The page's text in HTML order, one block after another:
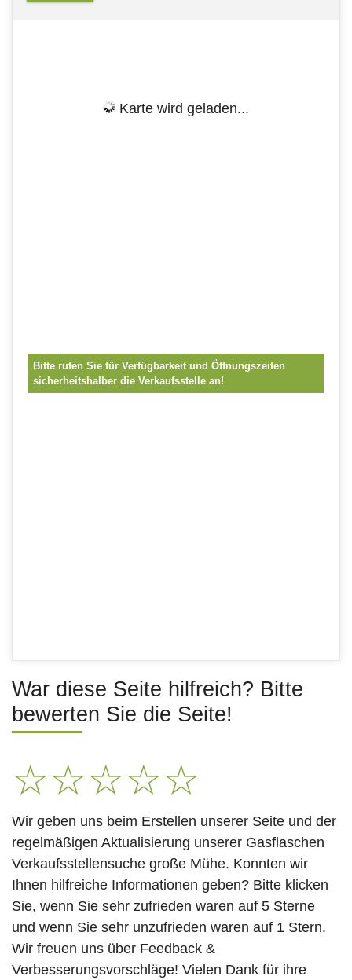
Karte wird geladen...
Bitte rufen Sie für Verfügbarkeit und Öffnungszeiten
sicherheitshalber die Verkaufsstelle an!
War diese Seite hilfreich? Bitte
bewerten Sie die Seite!
☆☆☆☆☆
Wir geben uns beim Erstellen unserer Seite und der
regelmäßigen Aktualisierung unserer Gasflaschen
Verkaufsstellensuche große Mühe. Konnten wir
Ihnen hilfreiche Informationen geben? Bitte klicken
Sie, wenn Sie sehr zufrieden waren auf 5 Sterne
und wenn Sie sehr unzufrieden waren auf 1 Stern.
Wir freuen uns über Feedback &
Verbesserungsvorschläge! Vielen Dank für ihre